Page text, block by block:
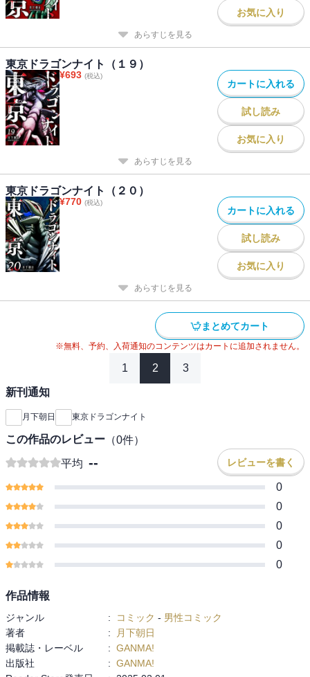
お気に入り
あらすじを見る
東京ドラゴンナイト（１９）
¥693 (税込)
カートに入れる
試し読み
お気に入り
あらすじを見る
東京ドラゴンナイト（２０）
¥770 (税込)
カートに入れる
試し読み
お気に入り
あらすじを見る
まとめてカート
※無料、予約、入荷通知のコンテンツはカートに追加されません。
1 2 3
新刊通知
月下朝日 東京ドラゴンナイト
この作品のレビュー （0件）
平均 -- レビューを書く
0
0
0
0
0
作品情報
ジャンル : コミック - 男性コミック
著者
:
月下朝日
掲載誌・レーベル
: GANMA!
出版社
: GANMA!